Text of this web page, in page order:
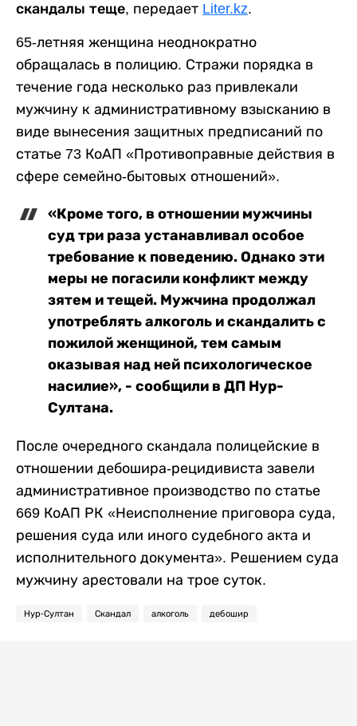
скандалы теще, передает Liter.kz.
65-летняя женщина неоднократно
обращалась в полицию. Стражи порядка в
течение года несколько раз привлекали
мужчину к административному взысканию в
виде вынесения защитных предписаний по
статье 73 КоАП «Противоправные действия в
сфере семейно-бытовых отношений».
«Кроме того, в отношении мужчины
суд три раза устанавливал особое
требование к поведению. Однако эти
меры не погасили конфликт между
зятем и тещей. Мужчина продолжал
употреблять алкоголь и скандалить с
пожилой женщиной, тем самым
оказывая над ней психологическое
насилие», - сообщили в ДП Нур-
Султана.
После очередного скандала полицейские в
отношении дебошира-рецидивиста завели
административное производство по статье
669 КоАП РК «Неисполнение приговора суда,
решения суда или иного судебного акта и
исполнительного документа». Решением суда
мужчину арестовали на трое суток.
Нур-Султан Скандал алкоголь дебошир